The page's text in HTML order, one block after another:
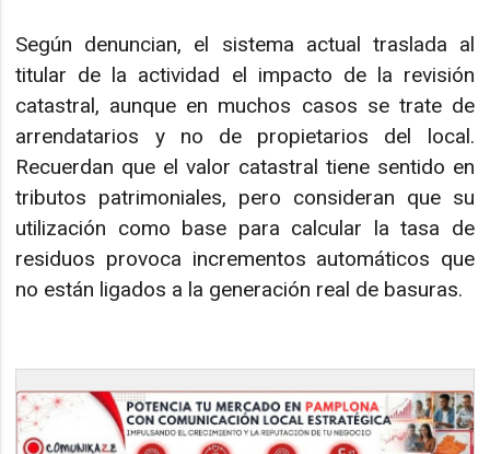
Según denuncian, el sistema actual traslada al
titular de la actividad el impacto de la revisión
catastral, aunque en muchos casos se trate de
arrendatarios y no de propietarios del local.
Recuerdan que el valor catastral tiene sentido en
tributos patrimoniales, pero consideran que su
utilización como base para calcular la tasa de
residuos provoca incrementos automáticos que
no están ligados a la generación real de basuras.